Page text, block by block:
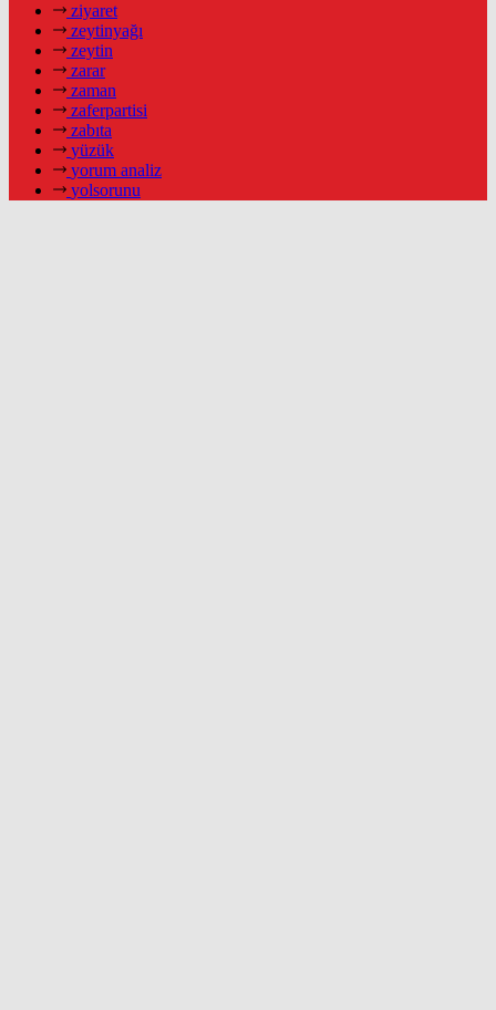
ziyaret
zeytinyağı
zeytin
zarar
zaman
zaferpartisi
zabıta
yüzük
yorum analiz
yolsorunu